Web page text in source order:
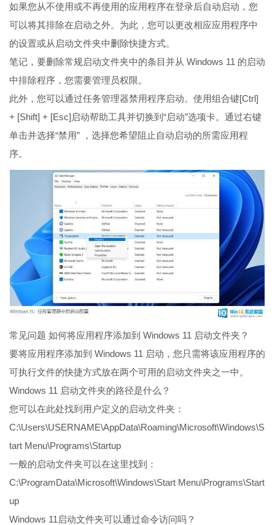
如果您从不使用或不再使用的应用程序在登录后自动启动，您
可以将其排除在启动之外。为此，您可以更改相应应用程序中
的设置或从启动文件夹中删除快捷方式。
笔记，要删除常规启动文件夹中的条目并从 Windows 11 的启动
中排除程序，您需要管理员权限。
此外，您可以通过任务管理器禁用程序启动。使用组合键[Ctrl]
+ [Shift] + [Esc]启动帮助工具并切换到“启动”选项卡。通过右键
单击并选择“禁用” ，选择您希望阻止自动启动的所需应用程
序。
常见问题 如何将应用程序添加到 Windows 11 启动文件夹？
要将应用程序添加到 Windows 11 启动，您只需将该应用程序的
可执行文件的快捷方式放在两个可用的启动文件夹之一中。
Windows 11 启动文件夹的路径是什么？
您可以在此处找到用户定义的启动文件夹：
C:\Users\USERNAME\AppData\Roaming\Microsoft\Windows\S
tart Menu\Programs\Startup
一般的启动文件夹可以在这里找到：
C:\ProgramData\Microsoft\Windows\Start Menu\Programs\Start
up
Windows 11启动文件夹可以通过命令访问吗？